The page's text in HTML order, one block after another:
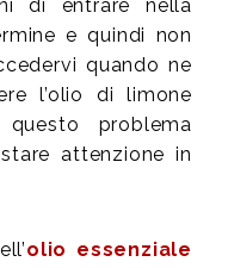
di entrare nella
e quindi non
quando ne
l’olio di limone
problema
attenzione in
olio essenziale